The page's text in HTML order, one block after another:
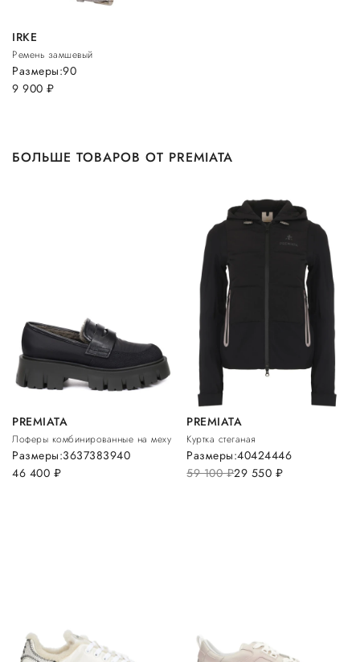
IRKE
Ремень замшевый
9 900 руб.
Размеры:90
БОЛЬШЕ ТОВАРОВ ОТ PREMIATA
PREMIATA
Лоферы комбинированные на меху
46 400 руб.
Размеры:3637383940
PREMIATA
Куртка стеганая
59 100руб.29 550 руб.
Размеры:40424446